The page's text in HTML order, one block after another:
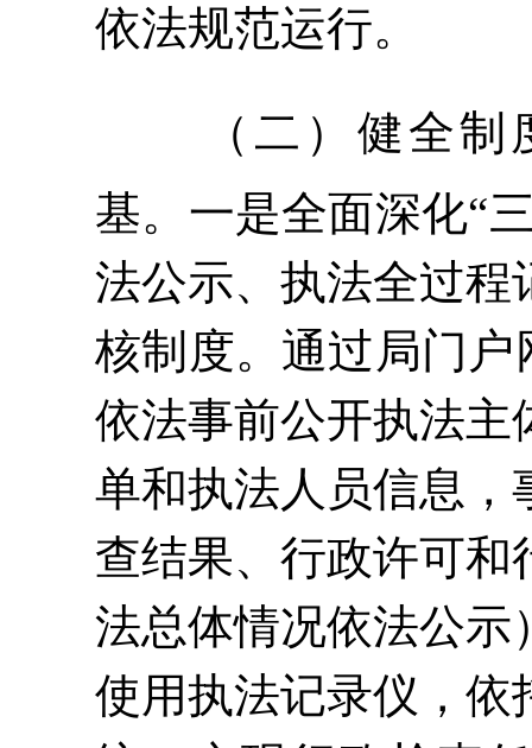
依法规范运行。
（二）健全
基。 一是全面深化“
法公示、执法全过程
核制度。通过局门户
依法事前公开执法主
单和执法人员信息，
查结果、行政许可
法总体情况依法公示
使用执法记录仪，依